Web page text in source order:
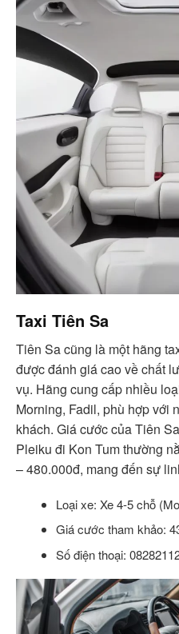
Taxi Tiên Sa
Tiên Sa cũng là một hãng
được đánh giá cao về chất
vụ. Hãng cung cấp nhiều
Morning, Fadil, phù hợp với
khách. Giá cước của Tiên
Pleiku đi Kon Tum thường
– 480.000đ, mang đến sự
Loại xe: Xe 4-5 chỗ
Giá cước tham khảo:
Số điện thoại: